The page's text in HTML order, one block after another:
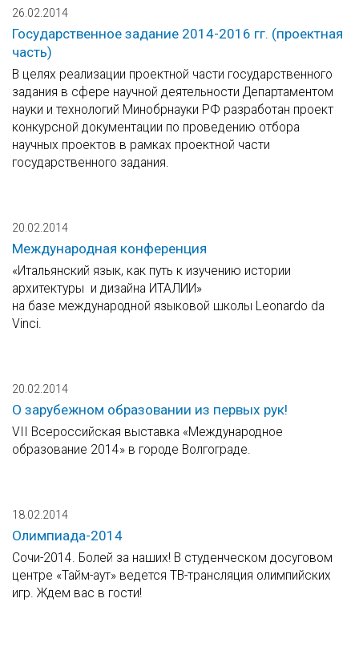
26.02.2014
Государственное задание 2014-2016 гг. (проектная
часть)
В целях реализации проектной части государственного
задания в сфере научной деятельности Департаментом
науки и технологий Минобрнауки РФ разработан проект
конкурсной документации по проведению отбора
научных проектов в рамках проектной части
государственного задания.
20.02.2014
Международная конференция
«Итальянский язык, как путь к изучению истории
архитектуры и дизайна ИТАЛИИ»
на базе международной языковой школы Leonardo da
Vinci.
20.02.2014
О зарубежном образовании из первых рук!
VII Всероссийская выставка «Международное
образование 2014» в городе Волгограде.
18.02.2014
Олимпиада-2014
Сочи-2014. Болей за наших! В студенческом досуговом
центре «Тайм-аут» ведется ТВ-трансляция олимпийских
игр. Ждем вас в гости!